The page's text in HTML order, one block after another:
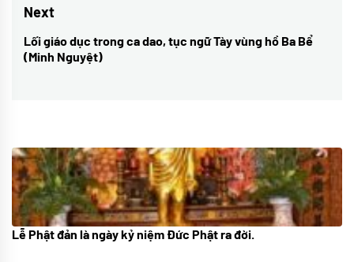
bài
viết
post:
Next
Next
post:
Lối giáo dục trong ca dao, tục ngữ Tày vùng hồ Ba Bể
(Minh Nguyệt)
05/06/2024
Lễ Phật đản là ngày kỷ niệm Đức Phật ra đời.